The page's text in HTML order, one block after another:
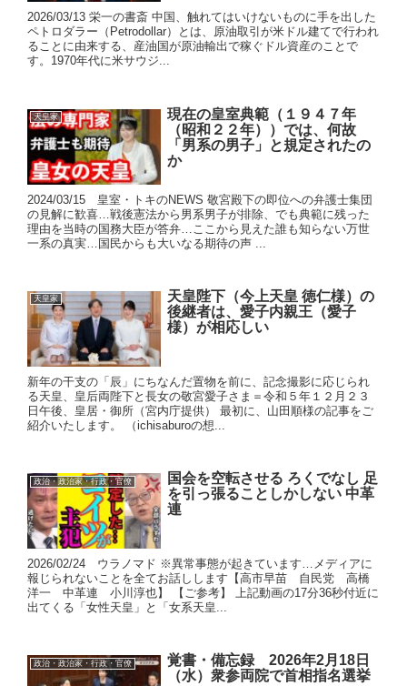
2026/03/13 栄一の書斎 中国、触れてはいけないものに手を出した
ペトロダラー（Petrodollar）とは、原油取引が米ドル建てで行われ
ることに由来する、産油国が原油輸出で稼ぐドル資産のことで
す。1970年代に米サウジ...
天皇家
現在の皇室典範（１９４７年
（昭和２２年））では、何故
「男系の男子」と規定されたの
か
2024/03/15 皇室・トキのNEWS 敬宮殿下の即位への弁護士集団
の見解に歓喜…戦後憲法から男系男子が排除、でも典範に残った
理由を当時の国務大臣が答弁…ここから見えた誰も知らない万世
一系の真実…国民からも大いなる期待の声 ...
天皇家
天皇陛下（今上天皇 徳仁様）の
後継者は、愛子内親王（愛子
様）が相応しい
新年の干支の「辰」にちなんだ置物を前に、記念撮影に応じられ
る天皇、皇后両陛下と長女の敬宮愛子さま＝令和５年１２月２３
日午後、皇居・御所（宮内庁提供） 最初に、山田順様の記事をご
紹介いたします。 （ichisaburoの想...
政治・政治家・行政・官僚
国会を空転させる ろくでなし 足
を引っ張ることしかしない 中革
連
2026/02/24 ウラノマド ※異常事態が起きています…メディアに
報じられないことを全てお話しします【高市早苗 自民党 高橋
洋一 中革連 小川淳也】 【ご参考】 上記動画の17分36秒付近に
出てくる「女性天皇」と「女系天皇...
政治・政治家・行政・官僚
覚書・備忘録 2026年2月18日
（水）衆参両院で首相指名選挙